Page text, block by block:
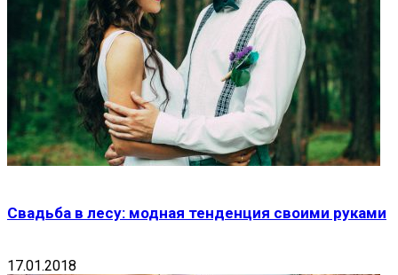
Свадьба в лесу: модная тенденция своими руками
17.01.2018